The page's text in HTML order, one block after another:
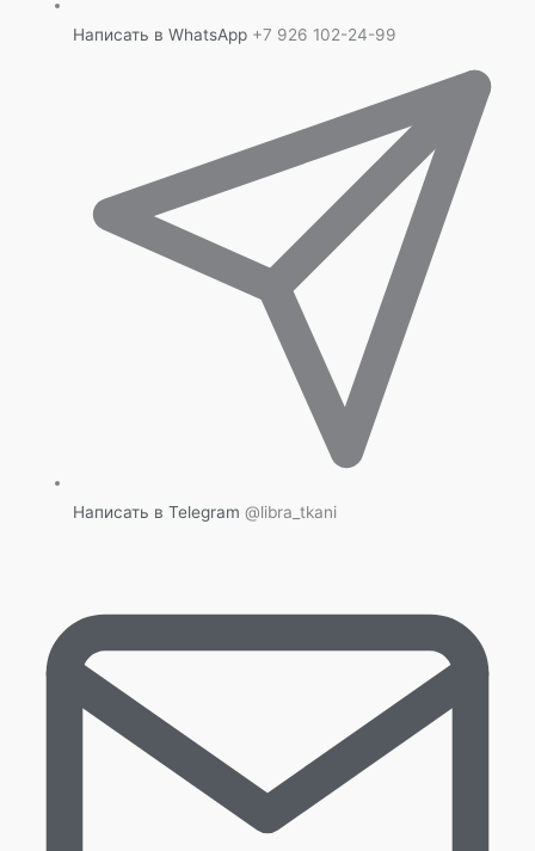
Написать в WhatsApp +7 926 102-24-99
Написать в Telegram @libra_tkani